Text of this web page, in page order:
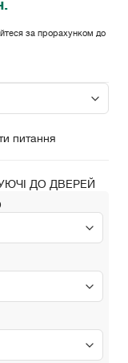
за прорахунком до
питання
ДО ДВЕРЕЙ